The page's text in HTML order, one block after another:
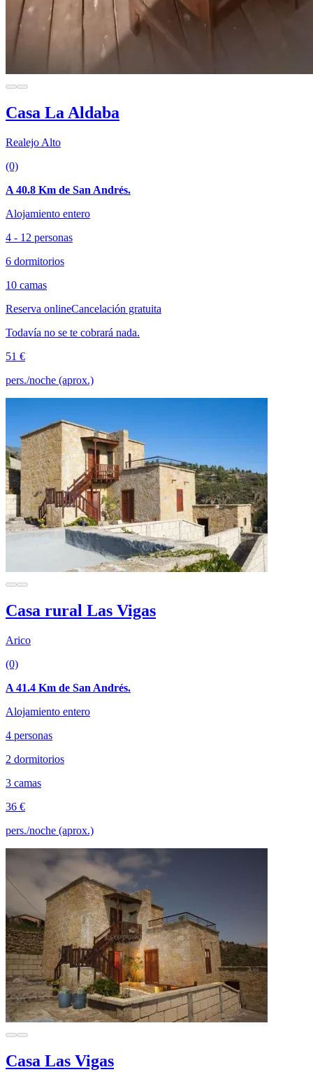
Casa La Aldaba
Realejo Alto
(0)
A 40.8 Km de San Andrés.
Alojamiento entero
4 - 12 personas
6 dormitorios
10 camas
Reserva onlineCancelación gratuita
Todavía no se te cobrará nada.
51 €
pers./noche (aprox.)
Casa rural Las Vigas
Arico
(0)
A 41.4 Km de San Andrés.
Alojamiento entero
4 personas
2 dormitorios
3 camas
36 €
pers./noche (aprox.)
Casa Las Vigas